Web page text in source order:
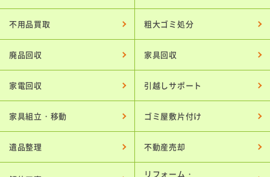
不用品買取 粗大ゴミ処分
廃品回収 家具回収
家電回収 引越しサポート
家具組立・移動 ゴミ屋敷片付け
遺品整理 不動産売却
リフォーム・